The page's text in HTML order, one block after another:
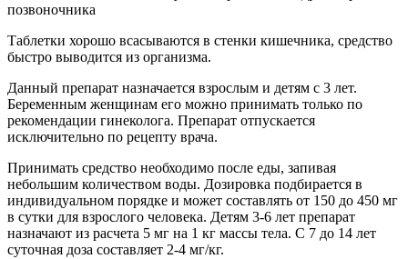
Таблетки хорошо всасываются в стенки кишечника, средство
быстро выводится из организма.
Данный препарат назначается взрослым и детям с 3 лет.
Беременным женщинам его можно принимать только по
рекомендации гинеколога. Препарат отпускается
исключительно по рецепту врача.
Принимать средство необходимо после еды, запивая
небольшим количеством воды. Дозировка подбирается в
индивидуальном порядке и может составлять от 150 до 450 мг
в сутки для взрослого человека. Детям 3-6 лет препарат
назначают из расчета 5 мг на 1 кг массы тела. С 7 до 14 лет
суточная доза составляет 2-4 мг/кг.